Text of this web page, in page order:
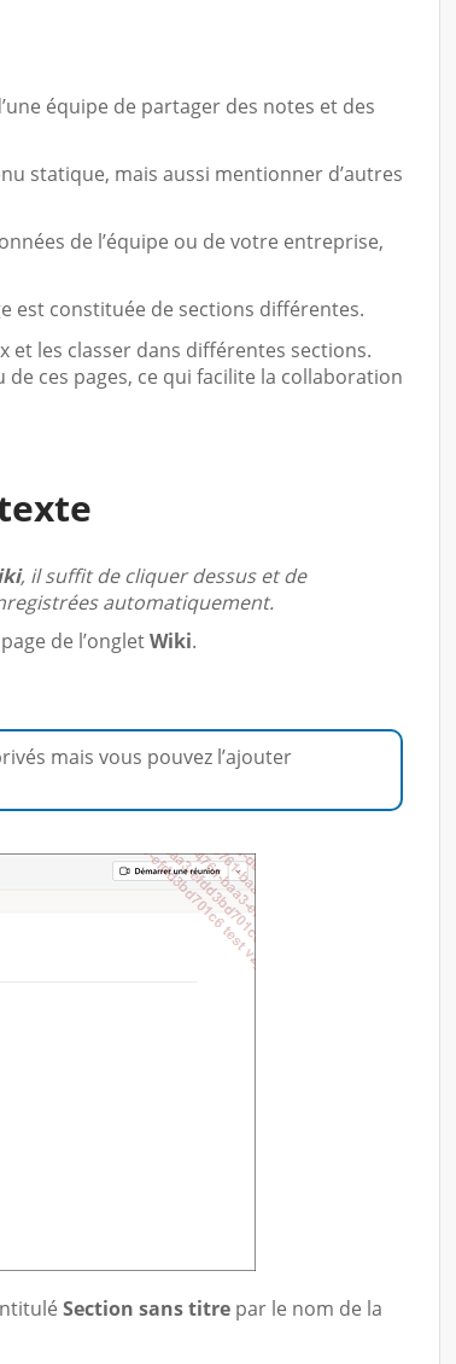
équipe de partager des notes et des
statique, mais aussi mentionner d’autres
de l’équipe ou de votre entreprise,
est constituée de sections différentes.
et les classer dans différentes sections.
ces pages, ce qui facilite la collaboration
, il suffit de cliquer dessus et de
automatiquement.
de l’ongletWiki.
mais vous pouvez l’ajouter
Section sans titre par le nom de la